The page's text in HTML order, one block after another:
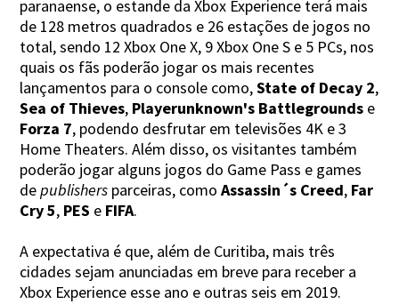
paranaense, o estande da Xbox Experience terá mais
de 128 metros quadrados e 26 estações de jogos no
total, sendo 12 Xbox One X, 9 Xbox One S e 5 PCs, nos
quais os fãs poderão jogar os mais recentes
lançamentos para o console como,State of Decay 2,
Sea of Thieves, Playerunknown's Battlegrounds e
Forza 7, podendo desfrutar em televisões 4K e 3
Home Theaters. Além disso, os visitantes também
poderão jogar alguns jogos do Game Pass e games
depublishers parceiras, comoAssassin´s Creed, Far
Cry 5, PES e FIFA.
A expectativa é que, além de Curitiba, mais três
cidades sejam anunciadas em breve para receber a
Xbox Experience esse ano e outras seis em 2019.